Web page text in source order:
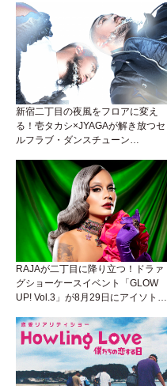
新宿二丁目の夜風をフロアに変え
る！壱タカシ×JYAGAが解き放つセ
ルフラブ・ダンスチューン
RAJAが二丁目に降り立つ！ドラァ
グショーケースイベント「GLOW
UP! Vol.3」が8月29日にアイソトー